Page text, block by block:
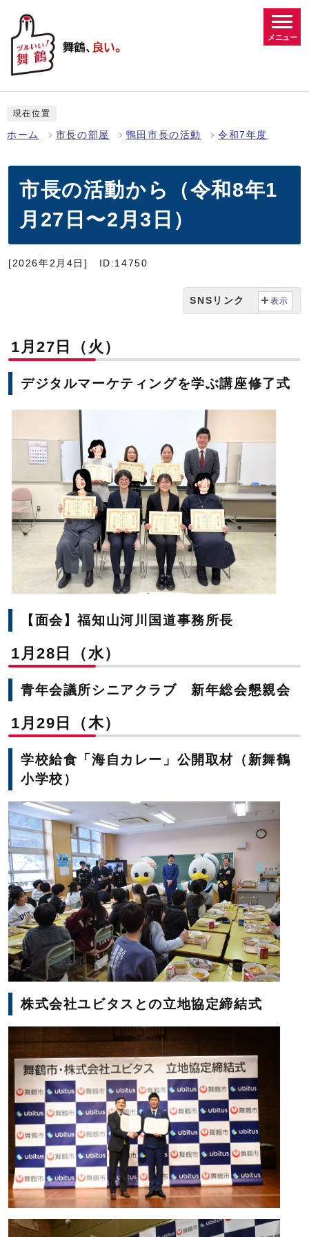
メニュー
現在位置
ホーム 市長の部屋 鴨田市長の活動 令和7年度
市長の活動から（令和8年1
月27日〜2月3日）
[2026年2月4日] ID:14750
SNSリンク 表示
1月27日（火）
デジタルマーケティングを学ぶ講座修了式
【面会】福知山河川国道事務所長
1月28日（水）
青年会議所シニアクラブ 新年総会懇親会
1月29日（木）
学校給食「海自カレー」公開取材（新舞鶴
小学校）
株式会社ユビタスとの立地協定締結式